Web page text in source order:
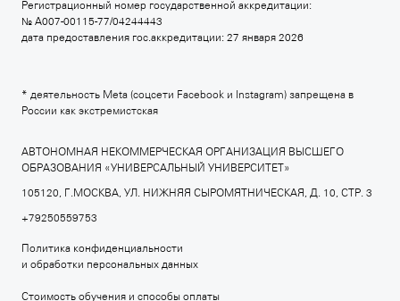
МОСКОВСКАЯ ШКОЛА КИНО
АРХИТЕКТУРНАЯ ШКОЛА МАРШ
+7 495 640 80 15
march.ru
Регистрационный номер государственной аккредитации:
№ А007-00115-77/04244443
дата предоставления гос.аккредитации: 27 января 2026
* деятельность Meta (соцсети Facebook и Instagram) запрещена в
России как экстремистская
АВТОНОМНАЯ НЕКОММЕРЧЕСКАЯ ОРГАНИЗАЦИЯ ВЫСШЕГО
ОБРАЗОВАНИЯ «УНИВЕРСАЛЬНЫЙ УНИВЕРСИТЕТ»
105120, Г.МОСКВА, УЛ. НИЖНЯЯ СЫРОМЯТНИЧЕСКАЯ, Д. 10, СТР. 3
+79250559753
Политика конфиденциальности
и обработки персональных данных
Стоимость обучения и способы оплаты